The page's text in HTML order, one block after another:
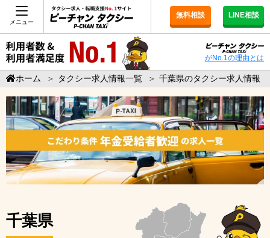
メニュー
無料相談 LINE相談
がNo.1の理由とは
ホーム ＞ タクシー求人情報一覧 ＞ 千葉県のタクシー求人情報
千葉県